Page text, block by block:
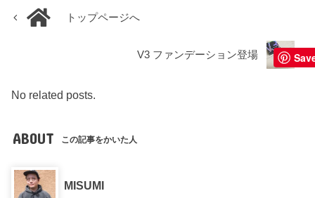
トップページへ
V3 ファンデーション登場
No related posts.
ABOUT この記事をかいた人
MISUMI